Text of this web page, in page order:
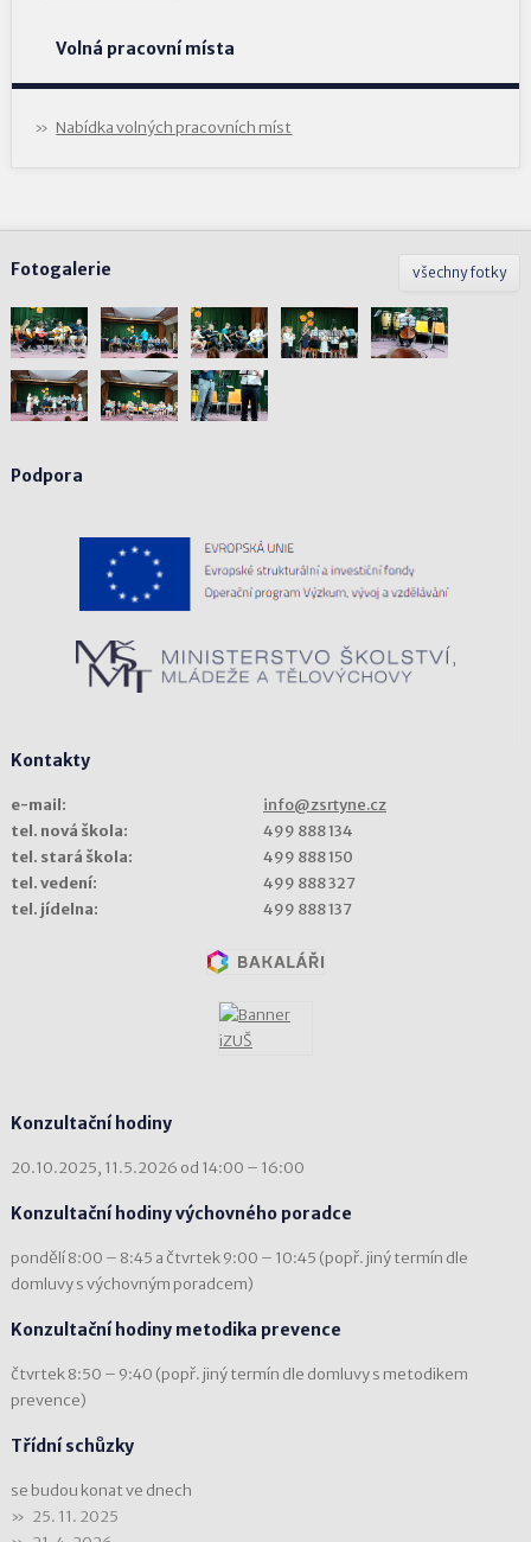
Volná pracovní místa
Nabídka volných pracovních míst
všechny fotky
Fotogalerie
Podpora
Kontakty
e-mail:
info@zsrtyne.cz
tel. nová škola:
499 888 134
tel. stará škola:
499 888 150
tel. vedení:
499 888 327
tel. jídelna:
499 888 137
Konzultační hodiny
20.10.2025, 11.5.2026 od 14:00 – 16:00
Konzultační hodiny výchovného poradce
pondělí 8:00 – 8:45 a čtvrtek 9:00 – 10:45 (popř. jiný termín dle
domluvy s výchovným poradcem)
Konzultační hodiny metodika prevence
čtvrtek 8:50 – 9:40 (popř. jiný termín dle domluvy s metodikem
prevence)
Třídní schůzky
se budou konat ve dnech
25. 11. 2025